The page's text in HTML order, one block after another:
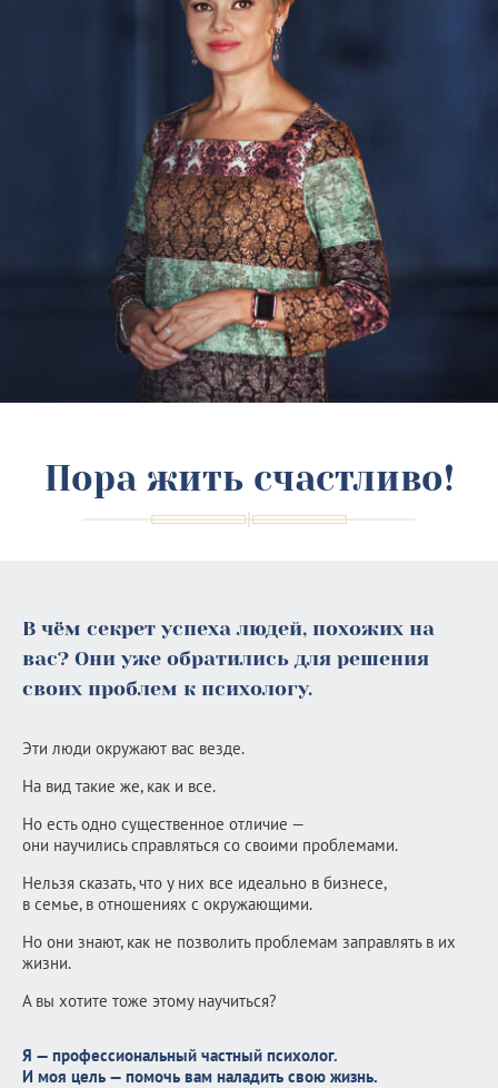
Пора жить счастливо!
В чём секрет успеха людей, похожих на
вас? Они уже обратились для решения
своих проблем к психологу.
Эти люди окружают вас везде.
На вид такие же, как и все.
Но есть одно существенное отличие —
они научились справляться со своими проблемами.
Нельзя сказать, что у них все идеально в бизнесе,
в семье, в отношениях с окружающими.
Но они знают, как не позволить проблемам заправлять в их
жизни.
А вы хотите тоже этому научиться?
Я — профессиональный частный психолог.
И моя цель — помочь вам наладить свою жизнь.